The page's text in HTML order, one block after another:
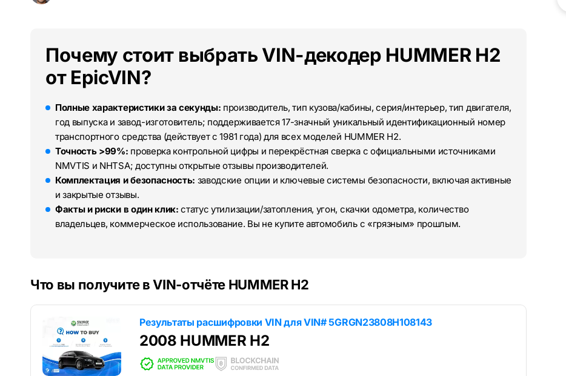
Почему стоит выбрать VIN-декодер HUMMER H2
от EpicVIN?
Полные характеристики за секунды: производитель, тип кузова/кабины, серия/интерьер, тип двигателя,
год выпуска и завод-изготовитель; поддерживается 17-значный уникальный идентификационный номер
транспортного средства (действует с 1981 года) для всех моделей HUMMER H2.
Точность >99%: проверка контрольной цифры и перекрёстная сверка с официальными источниками
NMVTIS и NHTSA; доступны открытые отзывы производителей.
Комплектация и безопасность: заводские опции и ключевые системы безопасности, включая активные
и закрытые отзывы.
Факты и риски в один клик: статус утилизации/затопления, угон, скачки одометра, количество
владельцев, коммерческое использование. Вы не купите автомобиль с «грязным» прошлым.
Что вы получите в VIN-отчёте HUMMER H2
Результаты расшифровки VIN дляVIN# 5GRGN23808H108143
2008 HUMMER H2